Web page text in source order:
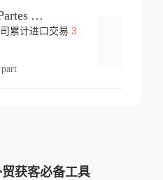
Dpm Draexlmaier Partes Automotrices Corr Ind Huejotzingo
累计进口交易 3
获客必备工具